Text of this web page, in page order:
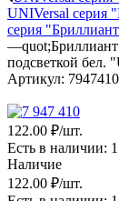
UNIVersal серия
серия
—
подсветкой бел.
Артикул: 7947410
122.00 ₽/шт.
Есть в наличии: 1
Наличие
122.00 ₽/шт.